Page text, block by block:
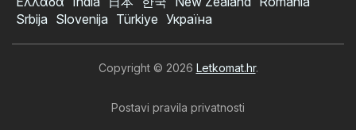
Srbija Slovenija Türkiye Україна
Copyright © 2026 Letkomat.hr.
Postavi pravila privatnosti